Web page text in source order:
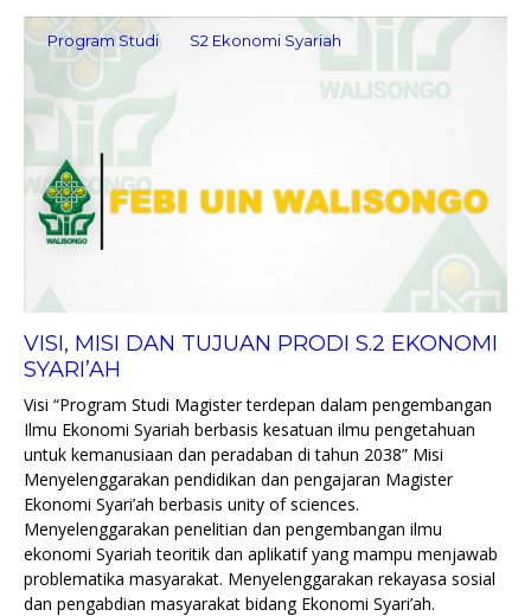
Program Studi S2 Ekonomi Syariah
VISI, MISI DAN TUJUAN PRODI S.2 EKONOMI
SYARI’AH
Visi “Program Studi Magister terdepan dalam pengembangan
Ilmu Ekonomi Syariah berbasis kesatuan ilmu pengetahuan
untuk kemanusiaan dan peradaban di tahun 2038” Misi
Menyelenggarakan pendidikan dan pengajaran Magister
Ekonomi Syari’ah berbasis unity of sciences.
Menyelenggarakan penelitian dan pengembangan ilmu
ekonomi Syariah teoritik dan aplikatif yang mampu menjawab
problematika masyarakat. Menyelenggarakan rekayasa sosial
dan pengabdian masyarakat bidang Ekonomi Syari’ah.